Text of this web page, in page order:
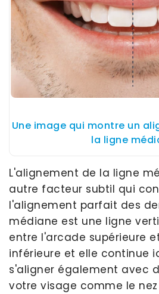
Une image qui montre un
la ligne
L'alignement de la ligne
autre facteur subtil qui
l'alignement parfait des
médiane est une ligne
entre l'arcade supérieure
inférieure et elle continue
s'aligner également avec
votre visage comme le